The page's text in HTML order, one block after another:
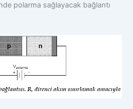
polarma sağlayacak bağlantı